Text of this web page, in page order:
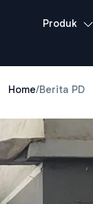
Produk
Home/Berita PD